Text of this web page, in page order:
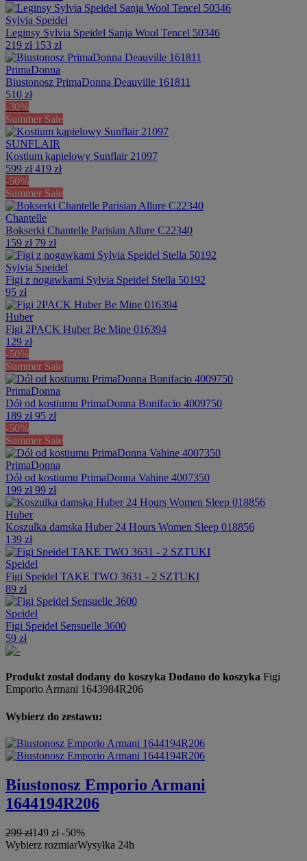
Sylvia Speidel
Leginsy Sylvia Speidel Sanja Wool Tencel 50346
219 zł 153 zł
PrimaDonna
Biustonosz PrimaDonna Deauville 161811
510 zł
-30%
Summer Sale
SUNFLAIR
Kostium kąpielowy Sunflair 21097
599 zł 419 zł
-50%
Summer Sale
Chantelle
Bokserki Chantelle Parisian Allure C22340
159 zł 79 zł
Sylvia Speidel
Figi z nogawkami Sylvia Speidel Stella 50192
95 zł
Huber
Figi 2PACK Huber Be Mine 016394
129 zł
-50%
Summer Sale
PrimaDonna
Dół od kostiumu PrimaDonna Bonifacio 4009750
189 zł 95 zł
-50%
Summer Sale
PrimaDonna
Dół od kostiumu PrimaDonna Vahine 4007350
199 zł 99 zł
Huber
Koszulka damska Huber 24 Hours Women Sleep 018856
139 zł
Speidel
Figi Speidel TAKE TWO 3631 - 2 SZTUKI
89 zł
Speidel
Figi Speidel Sensuelle 3600
59 zł
Produkt został dodany do koszyka Dodano do koszyka Figi
Emporio Armani 1643984R206
Wybierz do zestawu:
Biustonosz Emporio Armani
1644194R206
299 zł149 zł-50%
Wybierz rozmiarWysyłka 24h